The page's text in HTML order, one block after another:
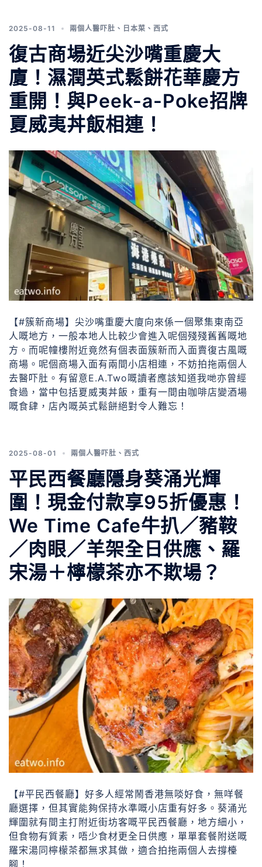
2025-08-11 兩個人醫吓肚 、 日本菜 、 西式
復古商場近尖沙嘴重慶大
廈！濕潤英式鬆餅花華慶方
重開！與Peek-a-Poke招牌
夏威夷丼飯相連！
【#簇新商場】尖沙嘴重慶大廈向來係一個聚集東南亞
人嘅地方，一般本地人比較少會進入呢個殘殘舊舊嘅地
方。而呢幢樓附近竟然有個表面簇新而入面賣復古風嘅
商場。呢個商場入面有兩間小店相連，不妨拍拖兩個人
去醫吓肚。有留意E.A.Two嘅讀者應該知道我哋亦曾經
食過，當中包括夏威夷丼飯，重有一間由咖啡店變酒場
嘅食肆，店內嘅英式鬆餅絕對令人難忘！
2025-08-01 兩個人醫吓肚 、 西式
平民西餐廳隱身葵涌光輝
圍！現金付款享95折優惠！
We Time Cafe牛扒／豬鞍
／肉眼／羊架全日供應、羅
宋湯＋檸檬茶亦不欺場？
【#平民西餐廳】好多人經常鬧香港無啖好食，無咩餐
廳選擇，但其實能夠保持水準嘅小店重有好多。葵涌光
輝圍就有間主打附近街坊客嘅平民西餐廳，地方細小，
但食物有質素，唔少食材更全日供應，單單套餐附送嘅
羅宋湯同檸檬茶都無求其做，適合拍拖兩個人去撐檯
腳！